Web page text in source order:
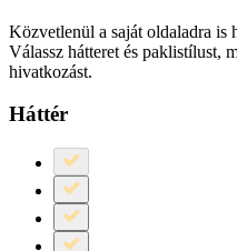
Közvetlenül a saját oldaladra is
Válassz hátteret és paklistílust,
hivatkozást.
Háttér